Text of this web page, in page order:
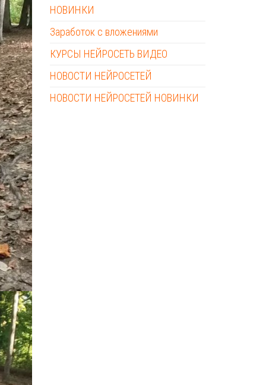
НОВИНКИ
Заработок с вложениями
КУРСЫ НЕЙРОСЕТЬ ВИДЕО
НОВОСТИ НЕЙРОСЕТЕЙ
НОВОСТИ НЕЙРОСЕТЕЙ НОВИНКИ